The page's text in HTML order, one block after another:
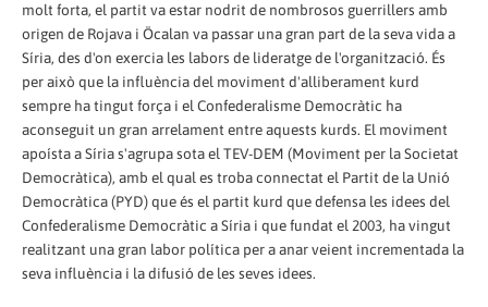
molt forta, el partit va estar nodrit de nombrosos guerrillers amb
origen de Rojava i Öcalan va passar una gran part de la seva vida a
Síria, des d'on exercia les labors de lideratge de l'organització. És
per això que la influència del moviment d'alliberament kurd
sempre ha tingut força i el Confederalisme Democràtic ha
aconseguit un gran arrelament entre aquests kurds. El moviment
apoísta a Síria s'agrupa sota el TEV-DEM (Moviment per la Societat
Democràtica), amb el qual es troba connectat el Partit de la Unió
Democràtica (PYD) que és el partit kurd que defensa les idees del
Confederalisme Democràtic a Síria i que fundat el 2003, ha vingut
realitzant una gran labor política per a anar veient incrementada la
seva influència i la difusió de les seves idees.